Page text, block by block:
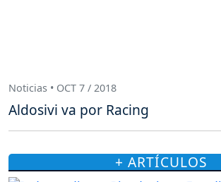
Noticias • OCT 7 / 2018
Aldosivi va por Racing
+ ARTÍCULOS